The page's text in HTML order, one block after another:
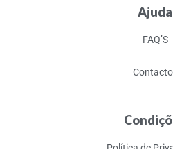
Ajuda
FAQ’S